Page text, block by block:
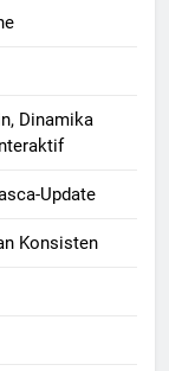
Dinamika
Update
Konsisten